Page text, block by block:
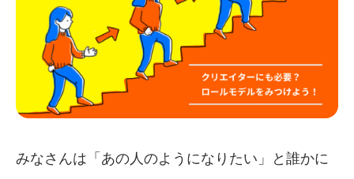
みなさんは「あの人のようになりたい」と誰かに